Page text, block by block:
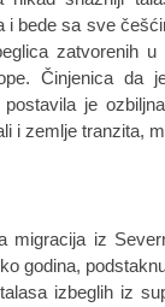
i bede sa sve
zatvorenih u
Činjenica da
postavila je
i zemlje tranzita,
migracija iz
godina,
izbeglih iz